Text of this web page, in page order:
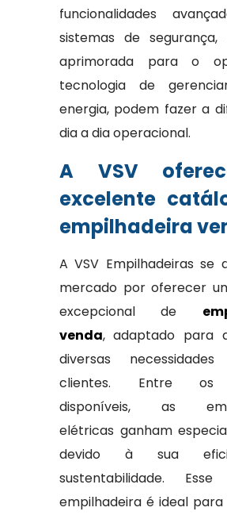
funcionalidades
sistemas de segurança,
aprimorada para o
tecnologia de
energia, podem fazer a
dia a dia operacional.
A VSV
excelente
empilhadeira
A VSV Empilhadeiras se
mercado por oferecer
excepcional de
venda, adaptado para
diversas
clientes. Entre os
disponíveis, as
elétricas ganham
devido à sua
sustentabilidade.
empilhadeira é ideal